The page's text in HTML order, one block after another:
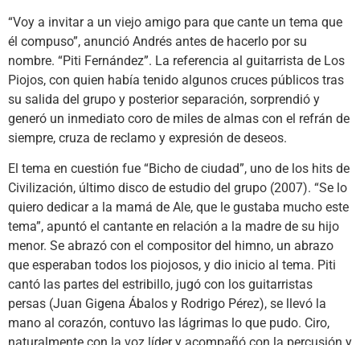
“Voy a invitar a un viejo amigo para que cante un tema que
él compuso”, anunció Andrés antes de hacerlo por su
nombre. “Piti Fernández”. La referencia al guitarrista de Los
Piojos, con quien había tenido algunos cruces públicos tras
su salida del grupo y posterior separación, sorprendió y
generó un inmediato coro de miles de almas con el refrán de
siempre, cruza de reclamo y expresión de deseos.
El tema en cuestión fue “Bicho de ciudad”, uno de los hits de
Civilización, último disco de estudio del grupo (2007). “Se lo
quiero dedicar a la mamá de Ale, que le gustaba mucho este
tema”, apuntó el cantante en relación a la madre de su hijo
menor. Se abrazó con el compositor del himno, un abrazo
que esperaban todos los piojosos, y dio inicio al tema. Piti
cantó las partes del estribillo, jugó con los guitarristas
persas (Juan Gigena Ábalos y Rodrigo Pérez), se llevó la
mano al corazón, contuvo las lágrimas lo que pudo. Ciro,